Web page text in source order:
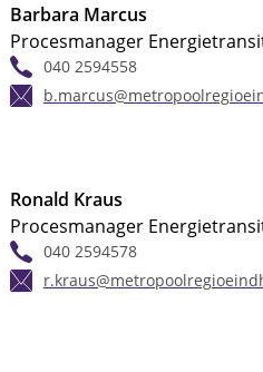
Barbara Marcus
Procesmanager
040 2594558
Ronald Kraus
Procesmanager
040 2594578